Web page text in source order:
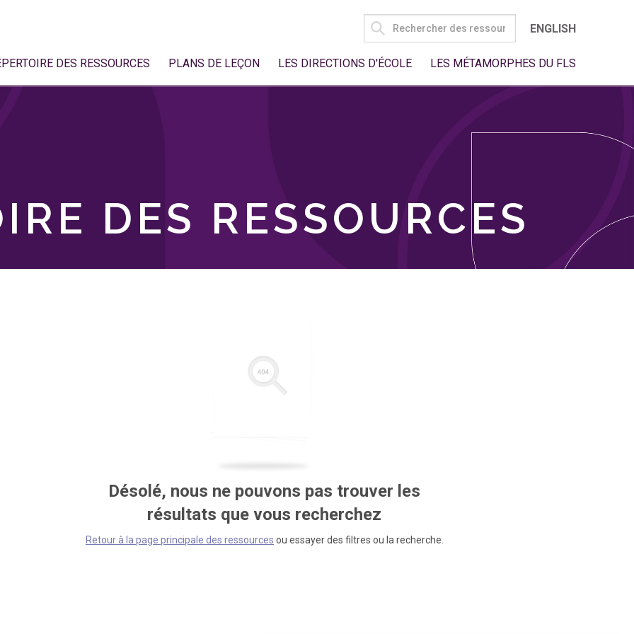
SEARCH
FOR:
ENGLISH
DES RESSOURCES PLANS DE LEÇON LES DIRECTIONS D'ÉCOLE LES MÉTAMORPHES DU FLS
DES RESSOURCES
Désolé, nous ne pouvons pas trouver les
résultats que vous recherchez
Retour à la page principale des ressources ou essayer des filtres ou la recherche.